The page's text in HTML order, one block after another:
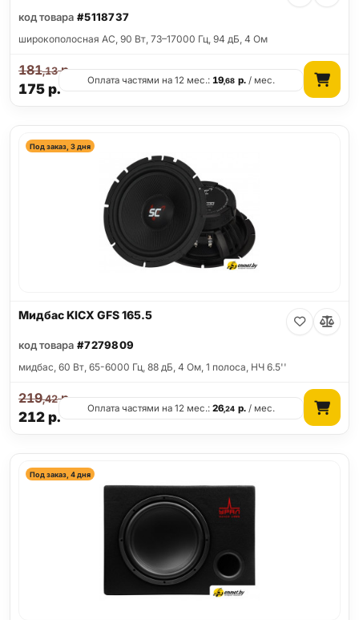
код товара #5118737
широкополосная АС, 90 Вт, 73–17000 Гц, 94 дБ, 4 Ом
175р.
181,13р.
Оплата частями на 12 мес.:19,68 р./ мес.
Под заказ, 3 дня
Мидбас KICX GFS 165.5
код товара #7279809
мидбас, 60 Вт, 65-6000 Гц, 88 дБ, 4 Ом, 1 полоса, НЧ 6.5''
212р.
219,42р.
Оплата частями на 12 мес.:26,24 р./ мес.
Под заказ, 4 дня